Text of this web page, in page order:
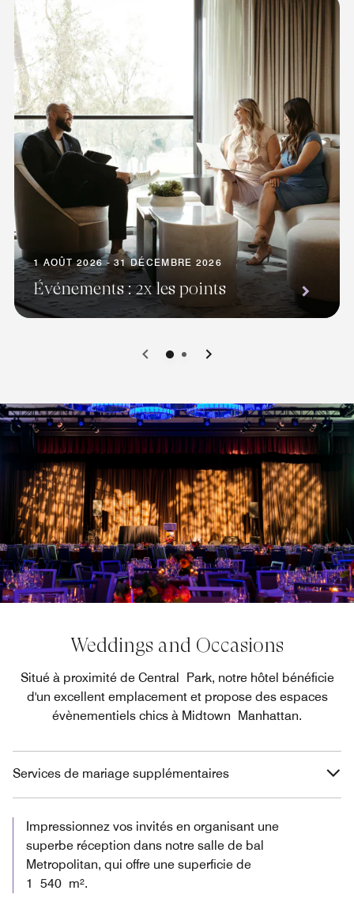
1 AOÛT 2026 - 31 DÉCEMBRE 2026
Événements : 2x les points
0 1
Weddings and Occasions
Situé à proximité de Central Park, notre hôtel bénéficie
d'un excellent emplacement et propose des espaces
évènementiels chics à Midtown Manhattan.
Services de mariage supplémentaires
Impressionnez vos invités en organisant une
superbe réception dans notre salle de bal
Metropolitan, qui offre une superficie de
1 540 m².